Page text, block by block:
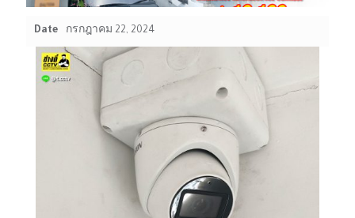
Date กรกฎาคม 22, 2024